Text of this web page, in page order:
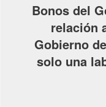
Bonos del
relación
Gobierno
solo una